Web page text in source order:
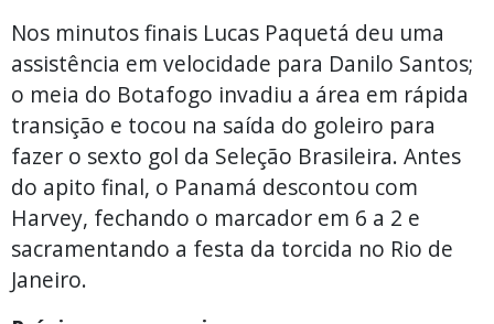
Nos minutos finais Lucas Paquetá deu uma
assistência em velocidade para Danilo Santos;
o meia do Botafogo invadiu a área em rápida
transição e tocou na saída do goleiro para
fazer o sexto gol da Seleção Brasileira. Antes
do apito final, o Panamá descontou com
Harvey, fechando o marcador em 6 a 2 e
sacramentando a festa da torcida no Rio de
Janeiro.